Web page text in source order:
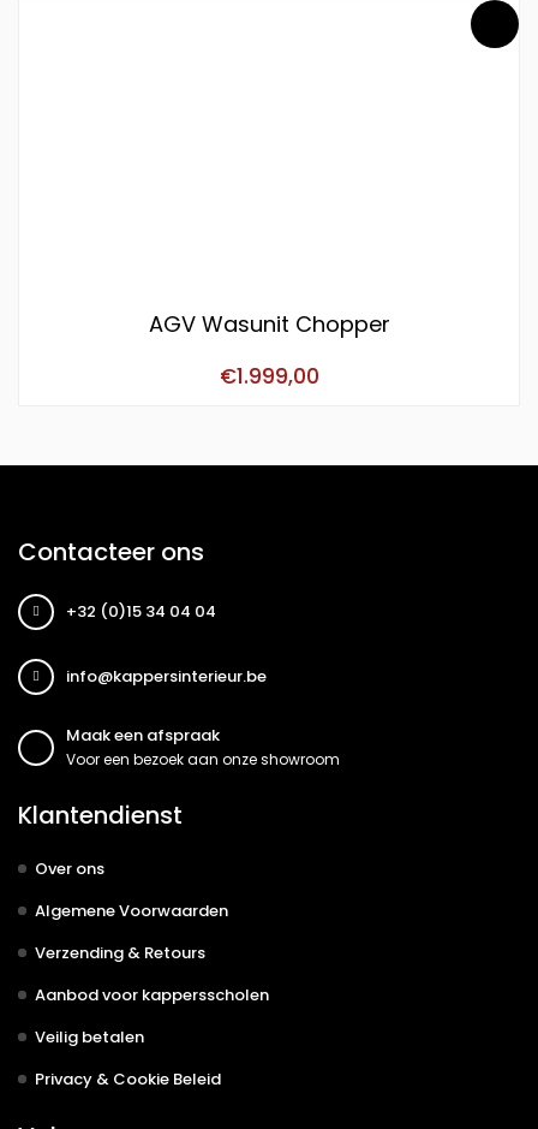
AGV Wasunit Chopper
€1.999,00
Contacteer ons
+32 (0)15 34 04 04
info@kappersinterieur.be
Maak een afspraak
Voor een bezoek aan onze showroom
Klantendienst
Over ons
Algemene Voorwaarden
Verzending & Retours
Aanbod voor kappersscholen
Veilig betalen
Privacy & Cookie Beleid